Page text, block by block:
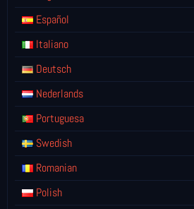
Español
Italiano
Deutsch
Nederlands
Portuguesa
Swedish
Romanian
Polish